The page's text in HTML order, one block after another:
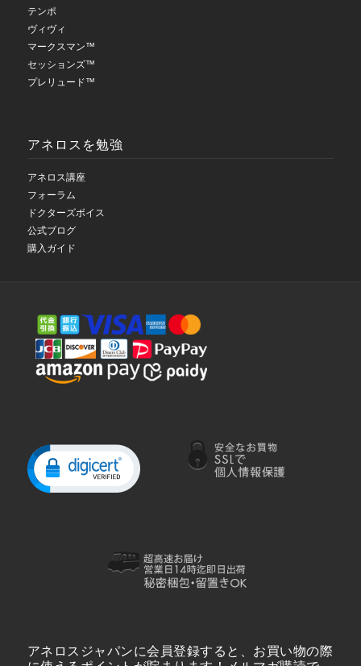
テンポ
ヴィヴィ
マークスマン™
セッションズ™
プレリュード™
アネロスを勉強
アネロス講座
フォーラム
ドクターズボイス
公式ブログ
購入ガイド
アネロスジャパンに会員登録すると、お買い物の際